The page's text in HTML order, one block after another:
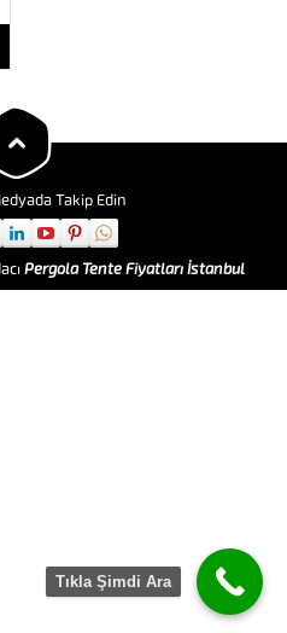
Takip Edin
Pergola Tente Fiyatları İstanbul
Tıkla Şimdi Ara